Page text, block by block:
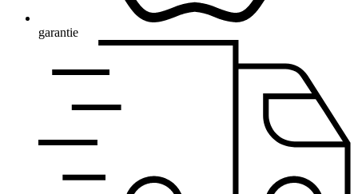
garantie